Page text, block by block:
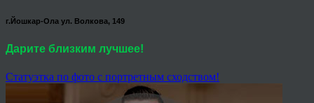
г.Йошкар-Ола ул. Волкова, 149
Дарите близким лучшее!
Статуэтка по фото с портретным сходством!